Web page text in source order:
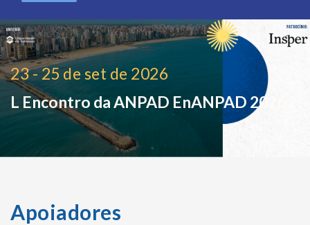
23 - 25 de set de 2026
L Encontro da ANPAD EnANPAD 2026
Apoiadores